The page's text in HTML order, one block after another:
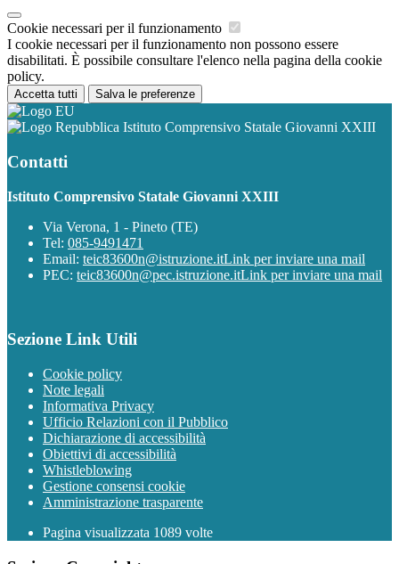
Cookie necessari per il funzionamento
I cookie necessari per il funzionamento non possono essere
disabilitati. È possibile consultare l'elenco nella pagina della cookie
policy.
Accetta tutti Salva le preferenze
Istituto Comprensivo Statale Giovanni XXIII
Contatti
Istituto Comprensivo Statale Giovanni XXIII
Via Verona, 1 - Pineto (TE)
Tel: 085-9491471
Email: teic83600n@istruzione.itLink per inviare una mail
PEC: teic83600n@pec.istruzione.itLink per inviare una mail
Sezione Link Utili
Cookie policy
Note legali
Informativa Privacy
Ufficio Relazioni con il Pubblico
Dichiarazione di accessibilità
Obiettivi di accessibilità
Whistleblowing
Gestione consensi cookie
Amministrazione trasparente
Pagina visualizzata 1089 volte